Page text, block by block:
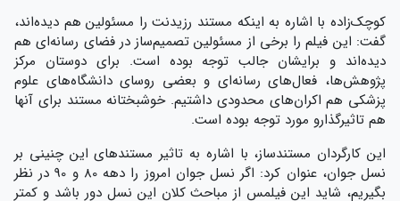
کوچک‌زاده با اشاره به اینکه مستند رزیدنت را مسئولین هم دیده‌اند،
گفت: این فیلم را برخی از مسئولین تصمیم‌ساز در فضای رسانه‌ای هم
دیده‌اند و برایشان جالب توجه بوده است. برای دوستان مرکز
پژوهش‌ها، فعال‌های رسانه‌ای و بعضی روسای دانشگاه‌های علوم
پزشکی هم اکران‌های محدودی داشتیم. خوشبختانه مستند برای آنها
هم تاثیرگذارو مورد توجه بوده است.
این کارگردان مستندساز، با اشاره به تاثیر مستندهای این چنینی بر
نسل جوان، عنوان کرد: اگر نسل جوان امروز را دهه 80 و 90 در نظر
بگیریم، شاید این فیلمس از مباحث کلان این نسل دور باشد و کمتر